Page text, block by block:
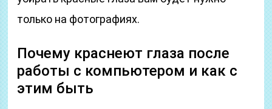
только на фотографиях.
Почему краснеют глаза после
работы с компьютером и как с
этим быть